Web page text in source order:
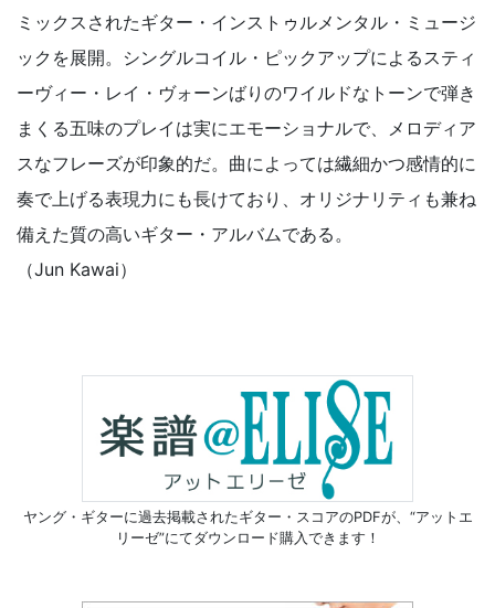
ミックスされたギター・インストゥルメンタル・ミュージ
ックを展開。シングルコイル・ピックアップによるスティ
ーヴィー・レイ・ヴォーンばりのワイルドなトーンで弾き
まくる五味のプレイは実にエモーショナルで、メロディア
スなフレーズが印象的だ。曲によっては繊細かつ感情的に
奏で上げる表現力にも長けており、オリジナリティも兼ね
備えた質の高いギター・アルバムである。
（Jun Kawai）
ヤング・ギターに過去掲載されたギター・スコアのPDFが、 “アットエ
リーゼ”にてダウンロード購入できます！